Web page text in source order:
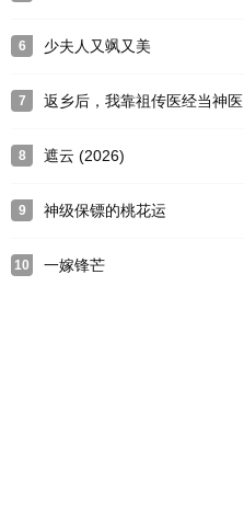
6 少夫人又飒又美
7 返乡后，我靠祖传医经当神医
8 遮云 (2026)
9 神级保镖的桃花运
10 一嫁锋芒